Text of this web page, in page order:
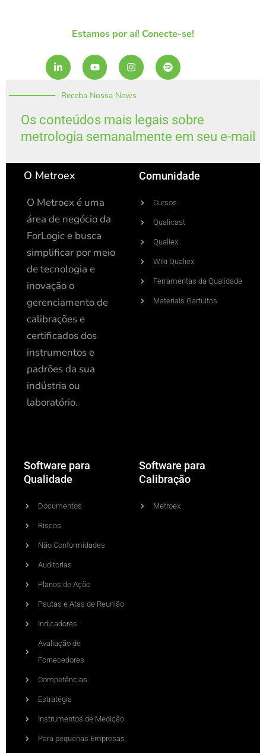
Estamos por aí! Conecte-se!
L
i
n
e
i
n
-
i
Y
o
u
u
e
I
n
s
a
r
a
m
S
p
o
y
Receba Nossa News
Os conteúdos mais legais sobre
metrologia semanalmente em seu e-mail
O Metroex
O Metroex é uma
área de negócio da
ForLogic e busca
simplificar por meio
de tecnologia e
inovação o
gerenciamento de
calibrações e
certificados dos
instrumentos e
padrões da sua
indústria ou
laboratório.
Comunidade
Cursos
Qualicast
Qualiex
Wiki Qualiex
Ferramentas da Qualidade
Materiais Gartuitos
Software para
Qualidade
Documentos
Riscos
Não Conformidades
Auditorias
Planos de Ação
Pautas e Atas de Reunião
Indicadores
Avaliação de
Fornecedores
Competências
Estratégia
Instrumentos de Medição
Para pequenas Empresas
Software para
Calibração
Metroex